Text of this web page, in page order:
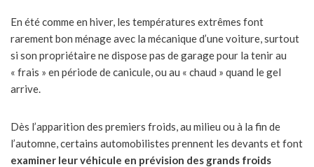
En été comme en hiver, les températures extrêmes font
rarement bon ménage avec la mécanique d’une voiture, surtout
si son propriétaire ne dispose pas de garage pour la tenir au
« frais » en période de canicule, ou au « chaud » quand le gel
arrive.
Dès l’apparition des premiers froids, au milieu ou à la fin de
l’automne, certains automobilistes prennent les devants et font
examiner leur véhicule en prévision des grands froids